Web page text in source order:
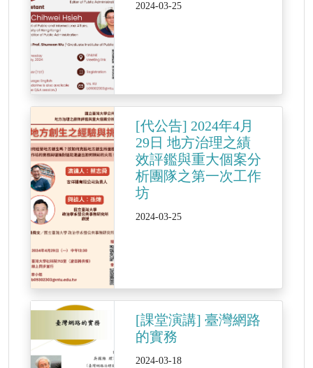
2024-03-25
[代公告] 2024年4月
29日 地方治理之績
效評鑑與重大個案分
析團隊之第一次工作
坊
2024-03-25
[課堂演講] 臺灣網路
的實務
2024-03-18